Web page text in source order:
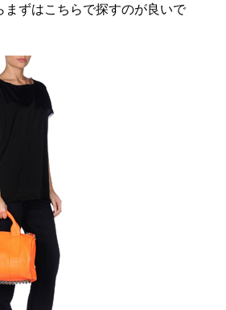
まずはこちらで探すのが良いで